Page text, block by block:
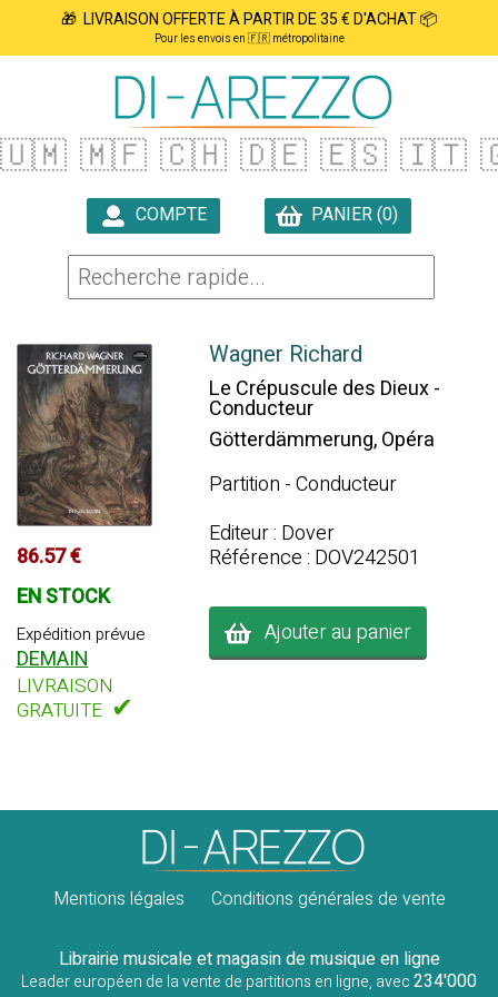
🎁 LIVRAISON OFFERTE À PARTIR DE 35 € D'ACHAT 📦
Pour les envois en 🇫🇷 métropolitaine
🇺🇲 🇲🇫 🇨🇭 🇩🇪 🇪🇸 🇮🇹
COMPTE
PANIER (0)
86.57 €
EN STOCK
Expédition prévue
DEMAIN
LIVRAISON
GRATUITE ✔
Wagner Richard
Le Crépuscule des Dieux -
Conducteur
Götterdämmerung, Opéra
Partition - Conducteur
Editeur : Dover
Référence : DOV242501
Ajouter au panier
Mentions légales Conditions générales de vente
Librairie musicale et magasin de musique en ligne
Leader européen de la vente de partitions en ligne, avec234'000